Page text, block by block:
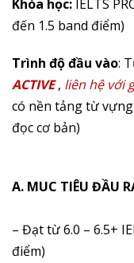
Khóa học: IELTS
đến 1.5 band điểm)
Trình độ đầu vào:
ACTIVE, liên hệ với
có nền tảng từ
đọc cơ bản)
A. MUC TIÊU ĐẦU
– Đạt từ 6.0 – 6.5+
điểm)